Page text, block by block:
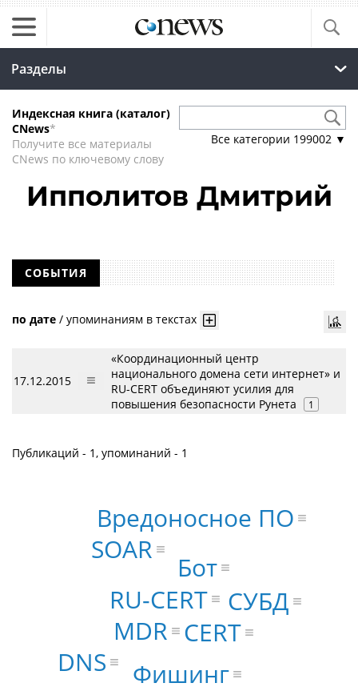
Разделы
Индексная книга (каталог)
CNews*
Получите все материалы
CNews по ключевому слову
Все категории 199002 ▼
Ипполитов Дмитрий
СОБЫТИЯ
по дате / упоминаниям в текстах
17.12.2015
«Координационный центр
национального домена сети интернет» и
RU-CERT объединяют усилия для
повышения безопасности Рунета
1
Публикаций - 1, упоминаний - 1
RU-CERT
Бот
MDR
SOAR
Вредоносное ПО
CERT
DNS
Фишинг
СУБД